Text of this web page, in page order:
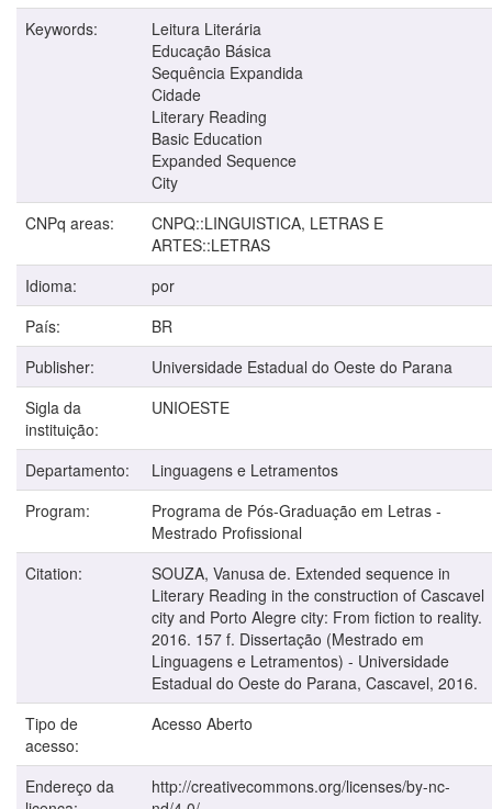
Keywords:
Leitura Literária
Educação Básica
Sequência Expandida
Cidade
Literary Reading
Basic Education
Expanded Sequence
City
CNPq areas:
CNPQ::LINGUISTICA, LETRAS E
ARTES::LETRAS
Idioma:
por
País:
BR
Publisher:
Universidade Estadual do Oeste do Parana
Sigla da
instituição:
UNIOESTE
Departamento:
Linguagens e Letramentos
Program:
Programa de Pós-Graduação em Letras -
Mestrado Profissional
Citation:
SOUZA, Vanusa de. Extended sequence in
Literary Reading in the construction of Cascavel
city and Porto Alegre city: From fiction to reality.
2016. 157 f. Dissertação (Mestrado em
Linguagens e Letramentos) - Universidade
Estadual do Oeste do Parana, Cascavel, 2016.
Tipo de
acesso:
Acesso Aberto
Endereço da
http://creativecommons.org/licenses/by-nc-